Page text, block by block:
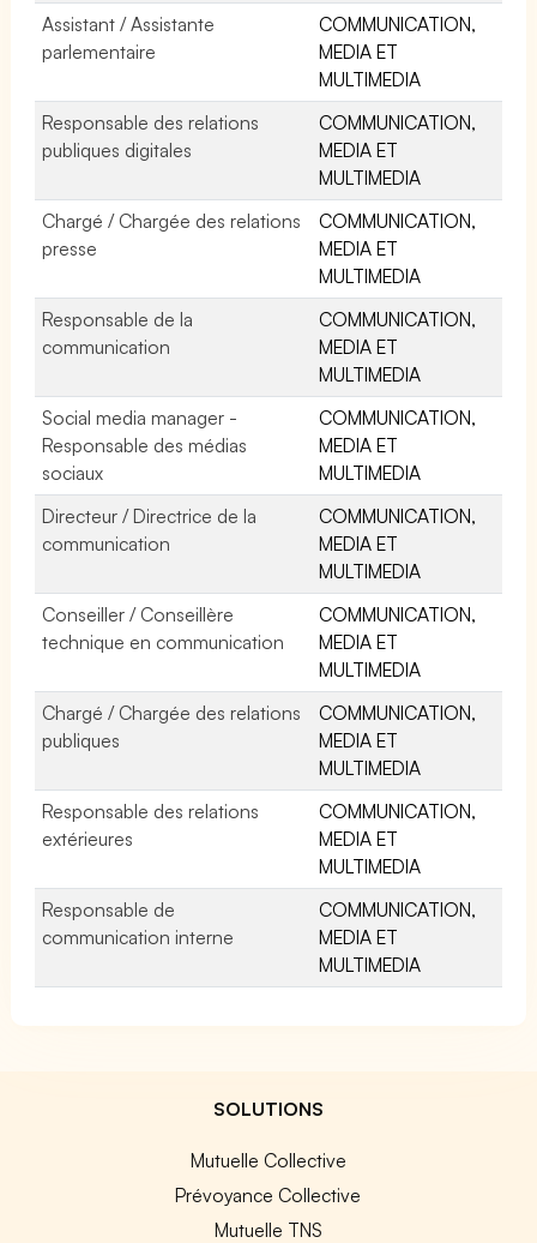
Assistant / Assistante
parlementaire
COMMUNICATION,
MEDIA ET
MULTIMEDIA
Responsable des relations
publiques digitales
COMMUNICATION,
MEDIA ET
MULTIMEDIA
Chargé / Chargée des relations
presse
COMMUNICATION,
MEDIA ET
MULTIMEDIA
Responsable de la
communication
COMMUNICATION,
MEDIA ET
MULTIMEDIA
Social media manager -
Responsable des médias
sociaux
COMMUNICATION,
MEDIA ET
MULTIMEDIA
Directeur / Directrice de la
communication
COMMUNICATION,
MEDIA ET
MULTIMEDIA
Conseiller / Conseillère
technique en communication
COMMUNICATION,
MEDIA ET
MULTIMEDIA
Chargé / Chargée des relations
publiques
COMMUNICATION,
MEDIA ET
MULTIMEDIA
Responsable des relations
extérieures
COMMUNICATION,
MEDIA ET
MULTIMEDIA
Responsable de
communication interne
COMMUNICATION,
MEDIA ET
MULTIMEDIA
SOLUTIONS
Mutuelle Collective
Prévoyance Collective
Mutuelle TNS